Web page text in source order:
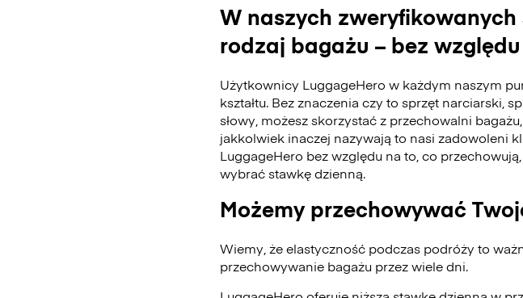
W naszych
rodzaj bagażu – bez
Użytkownicy LuggageHero w każdym naszym
kształtu. Bez znaczenia czy to sprzęt narciarski,
słowy, możesz skorzystać z przechowalni
jakkolwiek inaczej nazywają to nasi zadowoleni
LuggageHero bez względu na to, co
wybrać stawkę dzienną.
Możemy przechowywać
Wiemy, że elastyczność podczas podróży to
przechowywanie bagażu przez wiele dni.